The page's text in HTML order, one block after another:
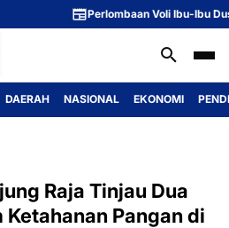
Perlombaan Voli Ibu-Ibu Dusun
DAERAH NASIONAL EKONOMI
Raja Tinjau Dua
Ketahanan Pangan di